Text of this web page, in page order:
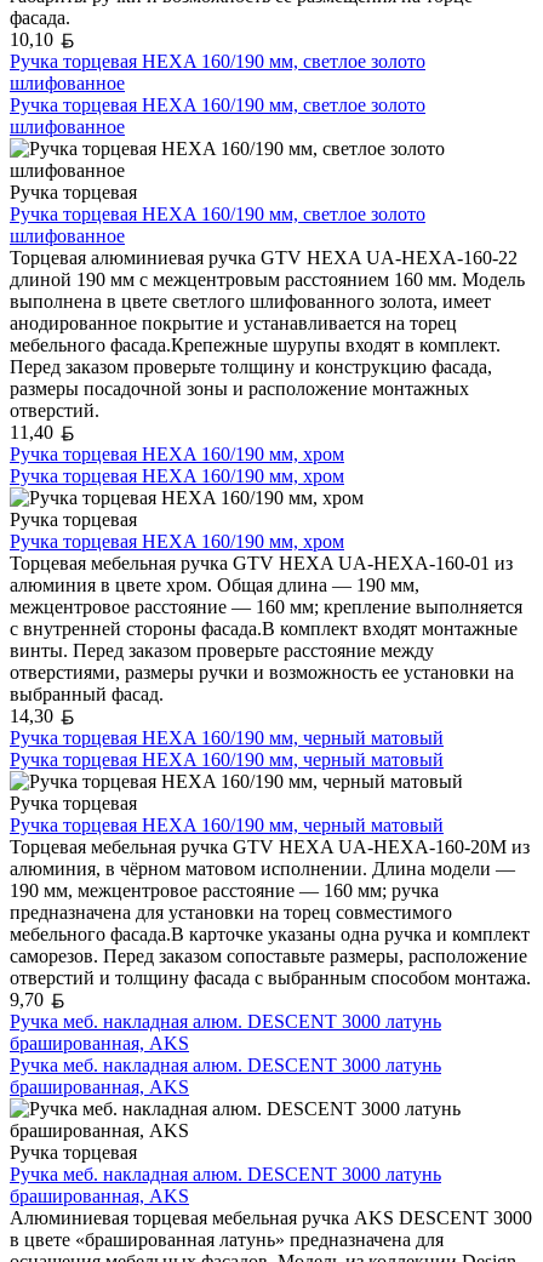
фасада.
10,10
Ручка торцевая HEXA 160/190 мм, светлое золото
шлифованное
Ручка торцевая HEXA 160/190 мм, светлое золото
шлифованное
Ручка торцевая
Ручка торцевая HEXA 160/190 мм, светлое золото
шлифованное
Торцевая алюминиевая ручка GTV HEXA UA-HEXA-160-22
длиной 190 мм с межцентровым расстоянием 160 мм. Модель
выполнена в цвете светлого шлифованного золота, имеет
анодированное покрытие и устанавливается на торец
мебельного фасада.Крепежные шурупы входят в комплект.
Перед заказом проверьте толщину и конструкцию фасада,
размеры посадочной зоны и расположение монтажных
отверстий.
11,40
Ручка торцевая HEXA 160/190 мм, хром
Ручка торцевая HEXA 160/190 мм, хром
Ручка торцевая
Ручка торцевая HEXA 160/190 мм, хром
Торцевая мебельная ручка GTV HEXA UA-HEXA-160-01 из
алюминия в цвете хром. Общая длина — 190 мм,
межцентровое расстояние — 160 мм; крепление выполняется
с внутренней стороны фасада.В комплект входят монтажные
винты. Перед заказом проверьте расстояние между
отверстиями, размеры ручки и возможность ее установки на
выбранный фасад.
14,30
Ручка торцевая HEXA 160/190 мм, черный матовый
Ручка торцевая HEXA 160/190 мм, черный матовый
Ручка торцевая
Ручка торцевая HEXA 160/190 мм, черный матовый
Торцевая мебельная ручка GTV HEXA UA-HEXA-160-20M из
алюминия, в чёрном матовом исполнении. Длина модели —
190 мм, межцентровое расстояние — 160 мм; ручка
предназначена для установки на торец совместимого
мебельного фасада.В карточке указаны одна ручка и комплект
саморезов. Перед заказом сопоставьте размеры, расположение
отверстий и толщину фасада с выбранным способом монтажа.
9,70
Ручка меб. накладная алюм. DESCENT 3000 латунь
брашированная, AKS
Ручка меб. накладная алюм. DESCENT 3000 латунь
брашированная, AKS
Ручка торцевая
Ручка меб. накладная алюм. DESCENT 3000 латунь
брашированная, AKS
Алюминиевая торцевая мебельная ручка AKS DESCENT 3000
в цвете «брашированная латунь» предназначена для